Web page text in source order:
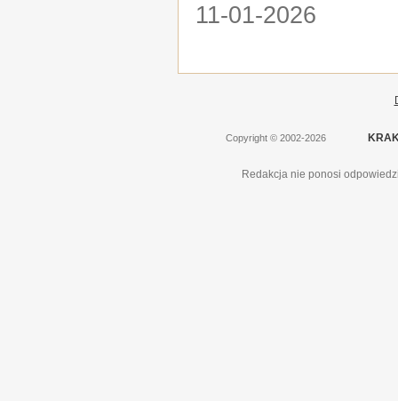
11-01-2026
Copyright © 2002-2026
Redakcja nie ponosi